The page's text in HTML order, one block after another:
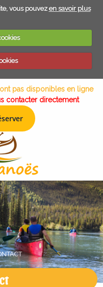
vous pouvez en savoir plus
pas disponibles en ligne
contacter directement